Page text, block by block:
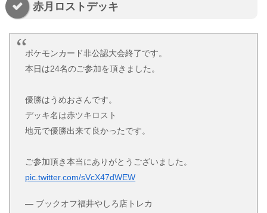
赤月ロストデッキ
ポケモンカード非公認大会終了です。
本日は24名のご参加を頂きました。
優勝はうめおさんです。
デッキ名は赤ツキロスト
地元で優勝出来て良かったです。
ご参加頂き本当にありがとうございました。
pic.twitter.com/sVcX47dWEW
— ブックオフ福井やしろ店トレカ